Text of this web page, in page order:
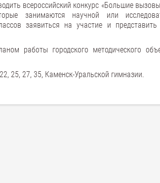
всероссийский конкурс «Большие
занимаются научной или
заявиться на участие и представить
работы городского методического
25, 27, 35, Каменск-Уральской гимназии.